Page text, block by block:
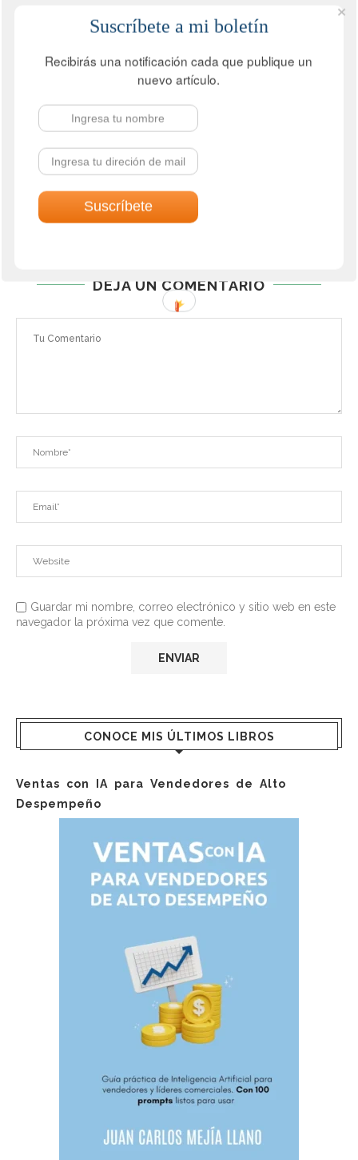
QUÉ ES, BENEFICIOS Y HERRAMIENTAS
ELECTRÓNICO PARA STARTUPS Y
DEJA UN COMENTARIO
Guardar mi nombre, correo electrónico y sitio web en este
navegador la próxima vez que comente.
CONOCE MIS ÚLTIMOS LIBROS
Ventas con IA para Vendedores de Alto
Despempeño
Suscríbete a mi boletín
Recibirás una notificación cada que publique un
nuevo artículo.